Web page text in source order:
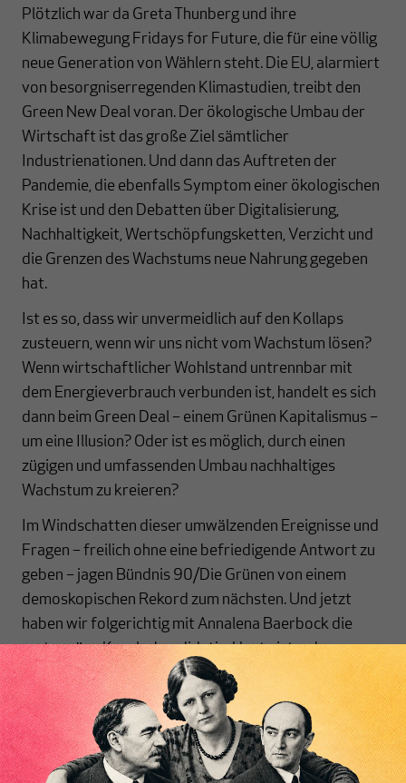
Plötzlich war da Greta Thunberg und ihre
Klimabewegung Fridays for Future, die für eine völlig
neue Generation von Wählern steht. Die EU, alarmiert
von besorgniserregenden Klimastudien, treibt den
Green New Deal voran. Der ökologische Umbau der
Wirtschaft ist das große Ziel sämtlicher
Industrienationen. Und dann das Auftreten der
Pandemie, die ebenfalls Symptom einer ökologischen
Krise ist und den Debatten über Digitalisierung,
Nachhaltigkeit, Wertschöpfungsketten, Verzicht und
die Grenzen des Wachstums neue Nahrung gegeben
hat.
Ist es so, dass wir unvermeidlich auf den Kollaps
zusteuern, wenn wir uns nicht vom Wachstum lösen?
Wenn wirtschaftlicher Wohlstand untrennbar mit
dem Energieverbrauch verbunden ist, handelt es sich
dann beim Green Deal – einem Grünen Kapitalismus –
um eine Illusion? Oder ist es möglich, durch einen
zügigen und umfassenden Umbau nachhaltiges
Wachstum zu kreieren?
Im Windschatten dieser umwälzenden Ereignisse und
Fragen – freilich ohne eine befriedigende Antwort zu
geben – jagen Bündnis 90/Die Grünen von einem
demoskopischen Rekord zum nächsten. Und jetzt
haben wir folgerichtig mit Annalena Baerbock die
erste grüne Kanzlerkandidatin. Heute ist es kaum
noch vorstellbar, dass die Grünen 2017 mit einem
Stimmenanteil von gerade einmal 8,9 % in den
Bundestag gewählt wurden. Fast hat man das Gefühl,
zwischen der letzten und anstehenden
Bundestagswahl lägen nicht nur vier Jahre, sondern